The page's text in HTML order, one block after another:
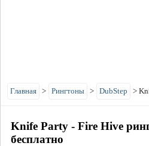
Главная > Рингтоны > DubStep >
Knife Party - Fire Hive
бесплатно